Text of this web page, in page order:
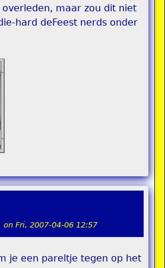
overleden, maar zou dit niet
hard deFeest nerds onder
on Fri, 2007-04-06 12:57
je een pareltje tegen op het